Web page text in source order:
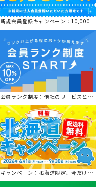
新規会員登録キャンペーン：10,000円OFFクーポン進呈中！
会員ランク制度：他社のサービスと比較してください。
キャンペーン：北海道限定、今だけ送料無料！